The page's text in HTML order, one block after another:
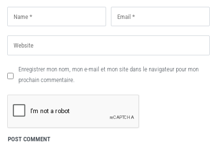
Enregistrer mon nom, mon e-mail et mon site dans le navigateur pour mon
prochain commentaire.